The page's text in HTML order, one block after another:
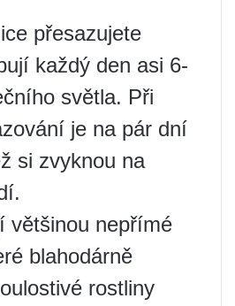
přesazujete
každý den asi 6-
světla. Při
je na pár dní
si zvyknou na
většinou nepřímé
blahodárně
rostliny